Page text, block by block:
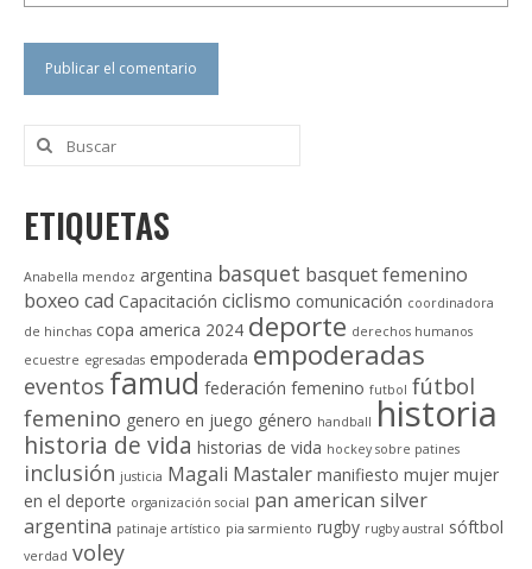
Buscar
por:
ETIQUETAS
Anabella mendoz argentina basquet basquet femenino
boxeo cad Capacitación ciclismo comunicación coordinadora
de hinchas copa america 2024 deporte derechos humanos
ecuestre egresadas empoderada empoderadas
eventos famud federación femenino futbol fútbol
femenino genero en juego género handball historia
historia de vida historias de vida hockey sobre patines
inclusión justicia Magali Mastaler manifiesto mujer mujer
en el deporte organización social pan american silver
argentina patinaje artístico pia sarmiento rugby rugby austral sóftbol
verdad voley